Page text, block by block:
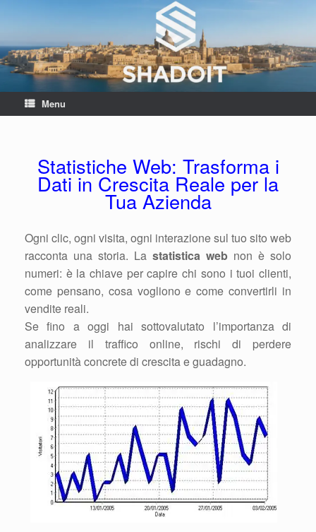
Menu
Statistiche Web: Trasforma i
Dati in Crescita Reale per la
Tua Azienda
Ogni clic, ogni visita, ogni interazione sul tuo sito web
racconta una storia. La statistica web non è solo
numeri: è la chiave per capire chi sono i tuoi clienti,
come pensano, cosa vogliono e come convertirli in
vendite reali.
Se fino a oggi hai sottovalutato l’importanza di
analizzare il traffico online, rischi di perdere
opportunità concrete di crescita e guadagno.